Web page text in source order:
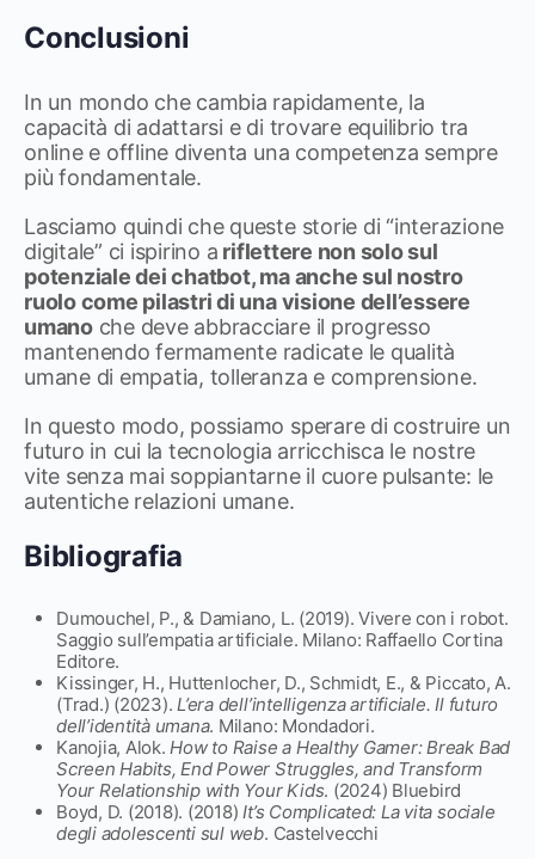
Conclusioni
In un mondo che cambia rapidamente, la
capacità di adattarsi e di trovare equilibrio tra
online e offline diventa una competenza sempre
più fondamentale.
Lasciamo quindi che queste storie di “interazione
digitale” ci ispirino a riflettere non solo sul
potenziale dei chatbot, ma anche sul nostro
ruolo come pilastri di una visione dell’essere
umanoche deve abbracciare il progresso
mantenendo fermamente radicate le qualità
umane di empatia, tolleranza e comprensione.
In questo modo, possiamo sperare di costruire un
futuro in cui la tecnologia arricchisca le nostre
vite senza mai soppiantarne il cuore pulsante: le
autentiche relazioni umane.
Bibliografia
Dumouchel, P., & Damiano, L. (2019). Vivere con i robot.
Saggio sull’empatia artificiale. Milano: Raffaello Cortina
Editore.
Kissinger, H., Huttenlocher, D., Schmidt, E., & Piccato, A.
(Trad.) (2023).L’era dell’intelligenza artificiale. Il futuro
dell’identità umana. Milano: Mondadori.
Kanojia, Alok.How to Raise a Healthy Gamer: Break Bad
Screen Habits, End Power Struggles, and Transform
Your Relationship with Your Kids. (2024) Bluebird
Boyd, D. (2018). (2018)It’s Complicated: La vita sociale
degli adolescenti sul web. Castelvecchi